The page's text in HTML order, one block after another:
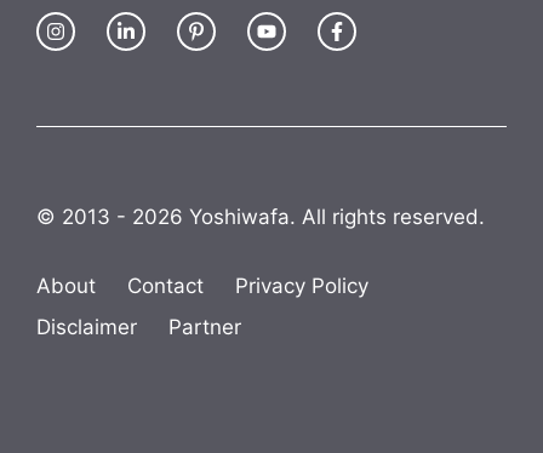
© 2013 - 2026 Yoshiwafa. All rights reserved.
About Contact
Privacy Policy
Disclaimer
Partner